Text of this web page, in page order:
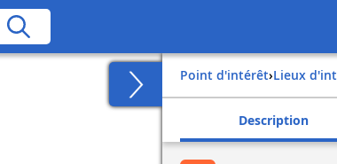
Point d'intérêt› Lieux
Description